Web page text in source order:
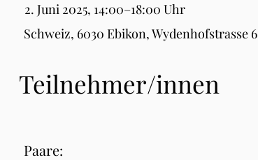
2. Juni 2025, 14:00–18:00 Uhr
Schweiz, 6030 Ebikon, Wydenhofstrasse 6
Teilnehmer/innen
Paare: